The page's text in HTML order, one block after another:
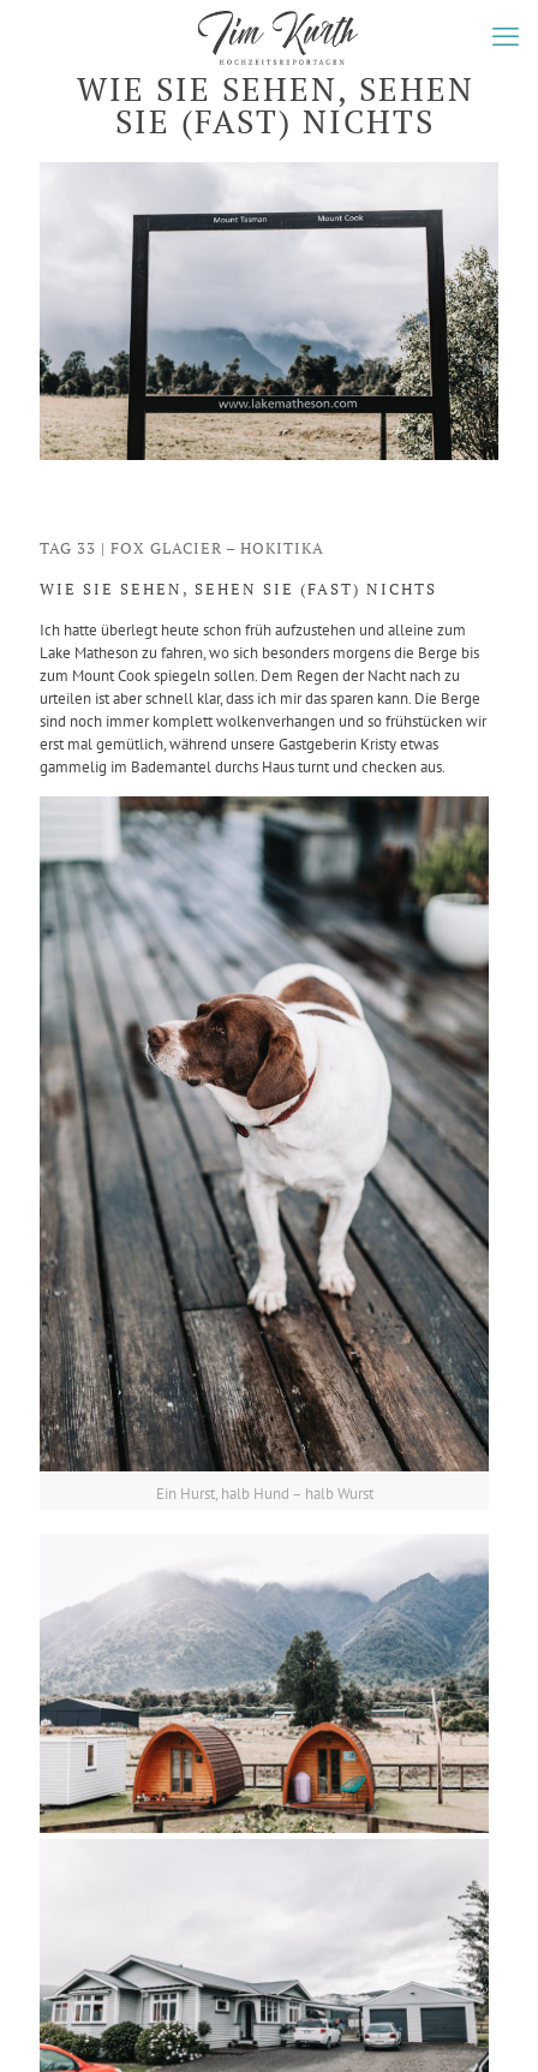
WIE SIE SEHEN, SEHEN
SIE (FAST) NICHTS
TAG 33 | FOX GLACIER – HOKITIKA
WIE SIE SEHEN, SEHEN SIE (FAST) NICHTS
Ich hatte überlegt heute schon früh aufzustehen und alleine zum
Lake Matheson zu fahren, wo sich besonders morgens die Berge bis
zum Mount Cook spiegeln sollen. Dem Regen der Nacht nach zu
urteilen ist aber schnell klar, dass ich mir das sparen kann. Die Berge
sind noch immer komplett wolkenverhangen und so frühstücken wir
erst mal gemütlich, während unsere Gastgeberin Kristy etwas
gammelig im Bademantel durchs Haus turnt und checken aus.
Ein Hurst, halb Hund – halb Wurst